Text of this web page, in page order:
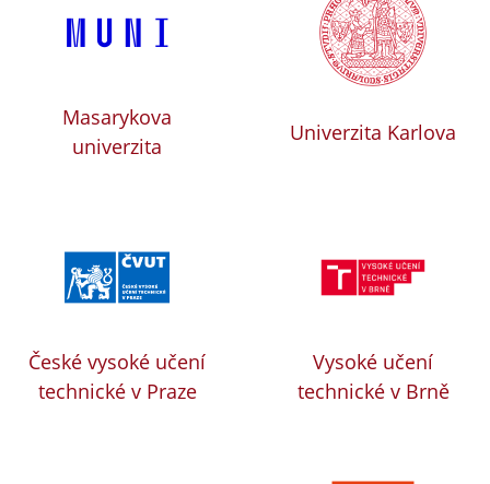
Masarykova
univerzita
Univerzita Karlova
České vysoké učení
technické v Praze
Vysoké učení
technické v Brně